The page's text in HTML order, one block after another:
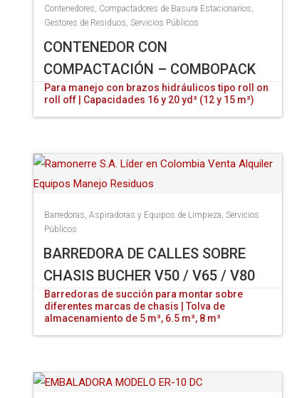
Contenedores, Compactadores de Basura Estacionarios,
Gestores de Residuos, Servicios Públicos
CONTENEDOR CON
COMPACTACIÓN – COMBOPACK
Para manejo con brazos hidráulicos tipo roll on
roll off | Capacidades 16 y 20 yd³ (12 y 15 m³)
Barredoras, Aspiradoras y Equipos de Limpieza, Servicios
Públicos
BARREDORA DE CALLES SOBRE
CHASIS BUCHER V50 / V65 / V80
Barredoras de succión para montar sobre
diferentes marcas de chasis | Tolva de
almacenamiento de 5 m³, 6.5 m³, 8 m³